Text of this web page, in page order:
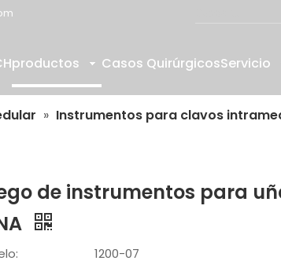
productos Casos QuirúrgicosServicio
» Instrumentos para clavos
de instrumentos para
1200-07